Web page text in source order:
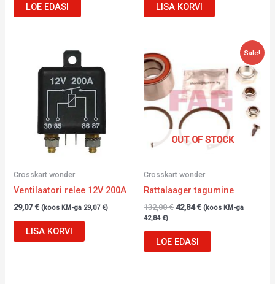
LOE EDASI LISA KORVI
Crosskart wonder
Ventilaatori relee 12V 200A
29,07€ (koos KM-ga 29,07 €)
LISA KORVI
Sale!
OUT OF STOCK
Crosskart wonder
Rattalaager tagumine
132,00€
oli:
132,00 €.
42,84€
is:
42,84 €.
(koos KM-ga
42,84 €)
LOE EDASI